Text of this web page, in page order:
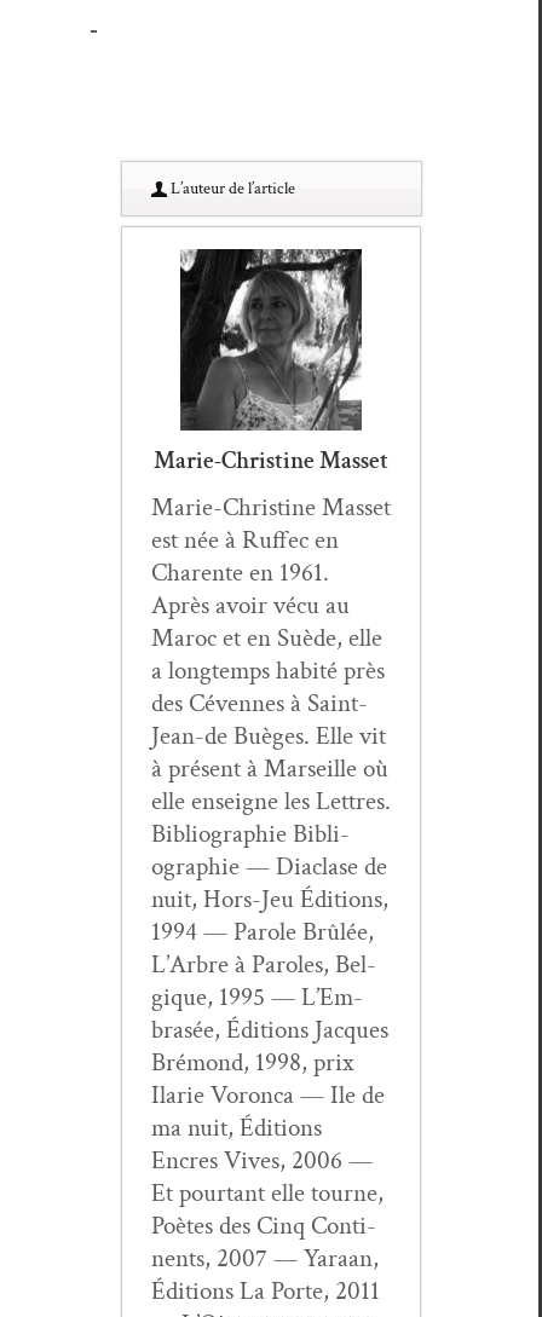
L’au­teur de l’article
Marie-Christine Masset
Marie-Chris­tine Mas­set
est née à Ruf­fec en
Char­ente en 1961.
Après avoir vécu au
Maroc et en Suède, elle
a longtemps habité près
des Cévennes à Saint-
Jean-de Buèges. Elle vit
à présent à Mar­seille où
elle enseigne les Let­tres.
Bib­li­ogra­phie Bib­li­
ogra­phie — Dia­clase de
nuit, Hors-Jeu Édi­tions,
1994 — Parole Brûlée,
L’Ar­bre à Paroles, Bel­
gique, 1995 — L’Em­
brasée, Édi­tions Jacques
Bré­mond, 1998, prix
Ilar­ie Voron­ca — Ile de
ma nuit, Édi­tions
Encres Vives, 2006 —
Et pour­tant elle tourne,
Poètes des Cinq Con­ti­
nents, 2007 — Yaraan,
Édi­tions La Porte, 2011